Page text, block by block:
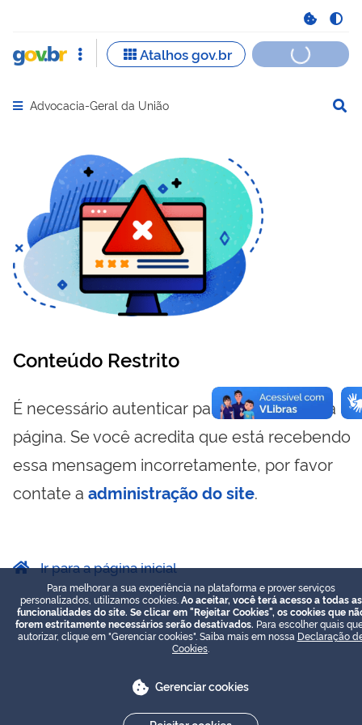
Abrir menu principal de navegação
Advocacia-Geral da União
Conteúdo Restrito
É necessário autenticar para visualizar essa
página. Se você acredita que está recebendo
essa mensagem incorretamente, por favor
contate a administração do site.
Ir para a página inicial
Para melhorar a sua experiência na plataforma e prover serviços
personalizados, utilizamos cookies. Ao aceitar, você terá acesso a todas as
funcionalidades do site. Se clicar em "Rejeitar Cookies", os cookies que
forem estritamente necessários serão desativados. Para escolher quais
autorizar, clique em "Gerenciar cookies". Saiba mais em nossa Declaração
Cookies
Gerenciar cookies